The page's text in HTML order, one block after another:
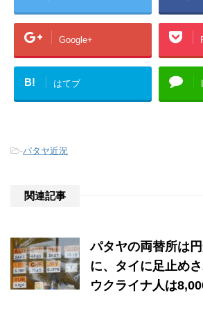
Google+
B! はてブ
-パタヤ近況
関連記事
パタヤの両替所は
に、タイに足止め
ウクライナ人は